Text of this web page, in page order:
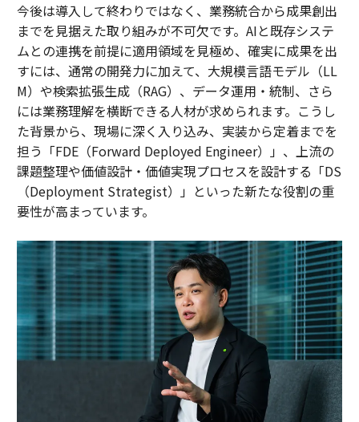
今後は導入して終わりではなく、業務統合から成果創出
までを見据えた取り組みが不可欠です。AIと既存システ
ムとの連携を前提に適用領域を見極め、確実に成果を出
すには、通常の開発力に加えて、大規模言語モデル（LL
M）や検索拡張生成（RAG）、データ運用・統制、さら
には業務理解を横断できる人材が求められます。こうし
た背景から、現場に深く入り込み、実装から定着までを
担う「FDE（Forward Deployed Engineer）」、上流の
課題整理や価値設計・価値実現プロセスを設計する「DS
（Deployment Strategist）」といった新たな役割の重
要性が高まっています。